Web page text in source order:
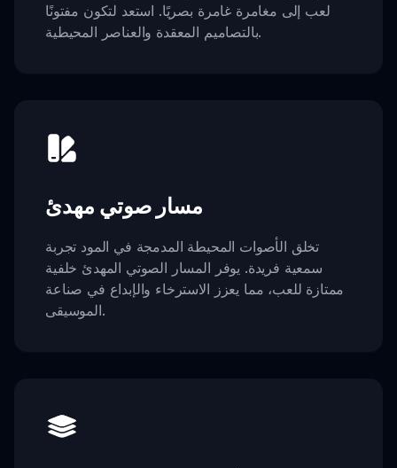
لعب إلى مغامرة غامرة بصريًا. استعد لتكون مفتونًا
بالتصاميم المعقدة والعناصر المحيطية.
مسار صوتي مهدئ
تخلق الأصوات المحيطة المدمجة في المود تجربة
سمعية فريدة. يوفر المسار الصوتي المهدئ خلفية
ممتازة للعب، مما يعزز الاسترخاء والإبداع في صناعة
الموسيقى.